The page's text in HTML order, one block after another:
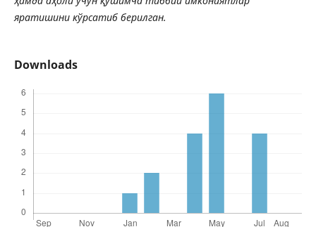
яратишини кўрсатиб берилган.
Downloads